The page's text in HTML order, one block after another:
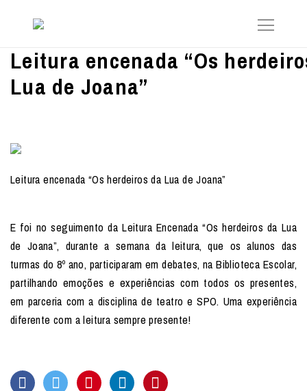
Leitura encenada “Os
Lua de Joana”
Leitura encenada “Osherdeiros da Lua de Joana”
E foi no seguimento da Leitura Encenada “Osherdeiros da Lua
de Joana”, durante a semana da leitura, que os alunos das
turmas do 8º ano, participaram em debates, na Biblioteca Escolar,
partilhando emoções e experiências com todos os presentes,
em parceria com a disciplina de teatro e SPO. Uma experiência
diferente com a leitura sempre presente!